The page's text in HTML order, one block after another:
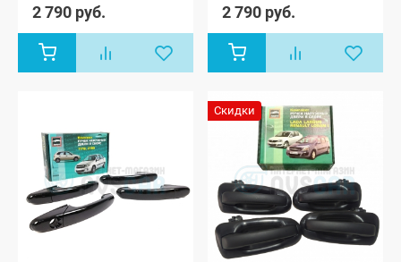
2 790 руб. 2 790 руб.
Скидки